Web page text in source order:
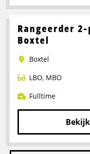
Lees
over
Portaalwagen
Rangeerder
Boxtel
Boxtel
LBO, MBO
Fulltime
Lees
meer